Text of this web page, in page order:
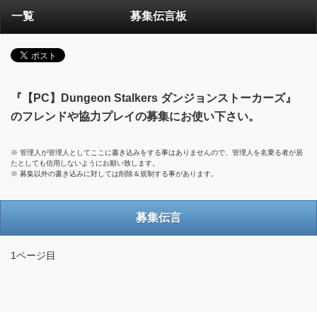
一覧 募集伝言板
『【PC】Dungeon Stalkers ダンジョンストーカーズ』
のフレンドや協力プレイの募集にお使い下さい。
※ 管理人が管理人としてここに書き込みをする事はありませんので、管理人を名乗る者が居
たとしても信用しないようにお願い致します。
※ 募集以外の書き込みに対しては削除＆規制する事があります。
募集伝言
1ページ目